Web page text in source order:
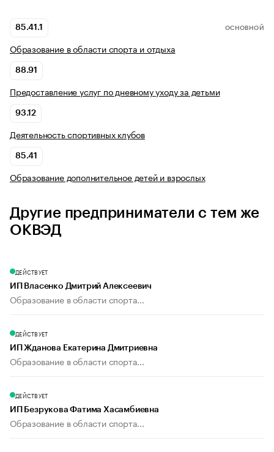
85.41.1 ОСНОВНОЙ
Образование в области спорта и отдыха
88.91
Предоставление услуг по дневному уходу за детьми
93.12
Деятельность спортивных клубов
85.41
Образование дополнительное детей и взрослых
Другие предприниматели с тем же
ОКВЭД
ДЕЙСТВУЕТ
ИП Власенко Дмитрий Алексеевич
Образование в области спорта...
ДЕЙСТВУЕТ
ИП Жданова Екатерина Дмитриевна
Образование в области спорта...
ДЕЙСТВУЕТ
ИП Безрукова Фатима Хасамбиевна
Образование в области спорта...